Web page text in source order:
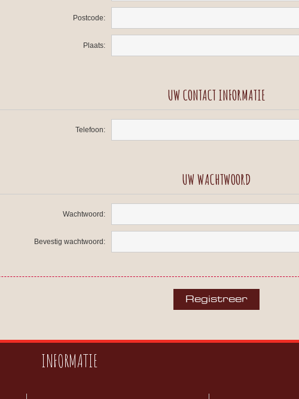
Postcode:
Plaats:
UW CONTACT INFORMATIE
Telefoon:
UW WACHTWOORD
Wachtwoord:
Bevestig wachtwoord:
INFORMATIE